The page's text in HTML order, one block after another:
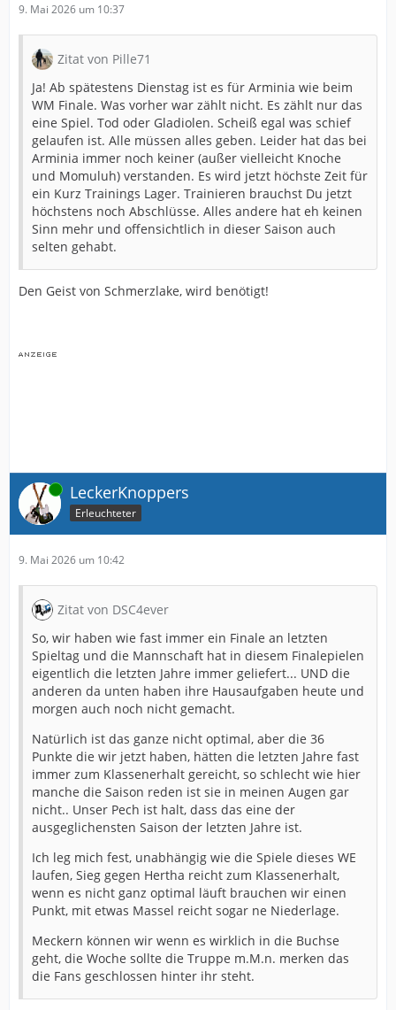
9. Mai 2026 um 10:37
Zitat von Pille71
Ja! Ab spätestens Dienstag ist es für Arminia wie beim
WM Finale. Was vorher war zählt nicht. Es zählt nur das
eine Spiel. Tod oder Gladiolen. Scheiß egal was schief
gelaufen ist. Alle müssen alles geben. Leider hat das bei
Arminia immer noch keiner (außer vielleicht Knoche
und Momuluh) verstanden. Es wird jetzt höchste Zeit für
ein Kurz Trainings Lager. Trainieren brauchst Du jetzt
höchstens noch Abschlüsse. Alles andere hat eh keinen
Sinn mehr und offensichtlich in dieser Saison auch
selten gehabt.
Den Geist von Schmerzlake, wird benötigt!
Online LeckerKnoppers
Erleuchteter
9. Mai 2026 um 10:42
Zitat von DSC4ever
So, wir haben wie fast immer ein Finale an letzten
Spieltag und die Mannschaft hat in diesem Finalepielen
eigentlich die letzten Jahre immer geliefert... UND die
anderen da unten haben ihre Hausaufgaben heute und
morgen auch noch nicht gemacht.
Natürlich ist das ganze nicht optimal, aber die 36
Punkte die wir jetzt haben, hätten die letzten Jahre fast
immer zum Klassenerhalt gereicht, so schlecht wie hier
manche die Saison reden ist sie in meinen Augen gar
nicht.. Unser Pech ist halt, dass das eine der
ausgeglichensten Saison der letzten Jahre ist.
Ich leg mich fest, unabhängig wie die Spiele dieses WE
laufen, Sieg gegen Hertha reicht zum Klassenerhalt,
wenn es nicht ganz optimal läuft brauchen wir einen
Punkt, mit etwas Massel reicht sogar ne Niederlage.
Meckern können wir wenn es wirklich in die Buchse
geht, die Woche sollte die Truppe m.M.n. merken das
die Fans geschlossen hinter ihr steht.